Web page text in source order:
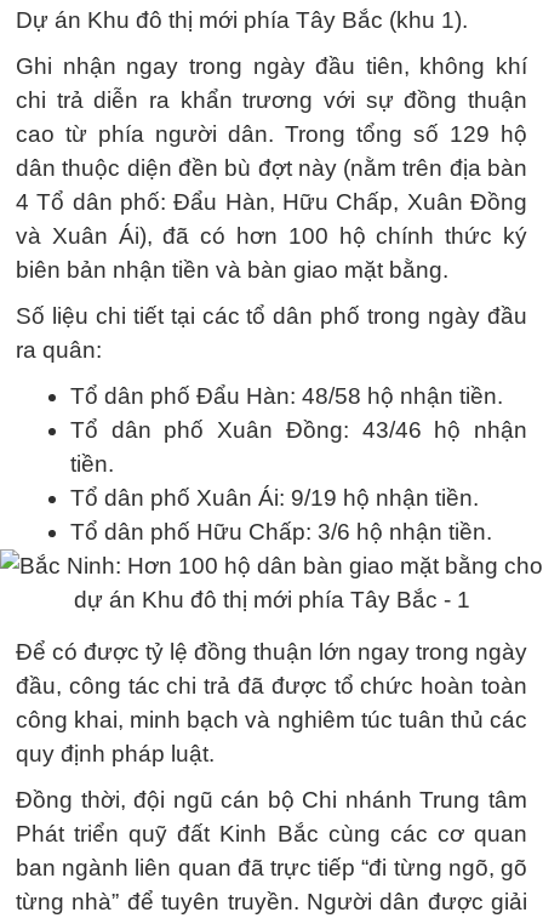
Dự án Khu đô thị mới phía Tây Bắc (khu 1).
Ghi nhận ngay trong ngày đầu tiên, không khí
chi trả diễn ra khẩn trương với sự đồng thuận
cao từ phía người dân. Trong tổng số 129 hộ
dân thuộc diện đền bù đợt này (nằm trên địa bàn
4 Tổ dân phố: Đẩu Hàn, Hữu Chấp, Xuân Đồng
và Xuân Ái), đã có hơn 100 hộ chính thức ký
biên bản nhận tiền và bàn giao mặt bằng.
Số liệu chi tiết tại các tổ dân phố trong ngày đầu
ra quân:
Tổ dân phố Đẩu Hàn: 48/58 hộ nhận tiền.
Tổ dân phố Xuân Đồng: 43/46 hộ nhận
tiền.
Tổ dân phố Xuân Ái: 9/19 hộ nhận tiền.
Tổ dân phố Hữu Chấp: 3/6 hộ nhận tiền.
Để có được tỷ lệ đồng thuận lớn ngay trong ngày
đầu, công tác chi trả đã được tổ chức hoàn toàn
công khai, minh bạch và nghiêm túc tuân thủ các
quy định pháp luật.
Đồng thời, đội ngũ cán bộ Chi nhánh Trung tâm
Phát triển quỹ đất Kinh Bắc cùng các cơ quan
ban ngành liên quan đã trực tiếp “đi từng ngõ, gõ
từng nhà” để tuyên truyền. Người dân được giải